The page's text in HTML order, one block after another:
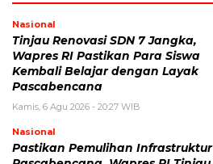
Nasional
Tinjau Renovasi SDN 7 Jangka,
Wapres RI Pastikan Para Siswa
Kembali Belajar dengan Layak
Pascabencana
Kamis, 6 Agu 2026 - 20:27 WIB
Nasional
Pastikan Pemulihan Infrastruktur